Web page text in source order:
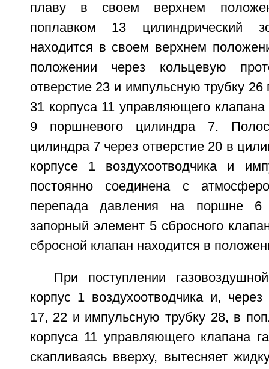
плаву в своем верхнем
поплавком 13 цилиндрический
находится в своем верхнем
положении через кольцевую
отверстие 23 и импульсную трубку
31 корпуса 11 управляющего
9 поршневого цилиндра 7.
цилиндра 7 через отверстие 20 в
корпусе 1 воздухоотводчика и
постоянно соединена с
перепада давления на поршне
запорный элемент 5 сбросного
сбросной клапан находится в
При поступлении
корпус 1 воздухоотводчика и, через
17, 22 и импульсную трубку 28, в
корпуса 11 управляющего клапана
скапливаясь вверху, вытесняет